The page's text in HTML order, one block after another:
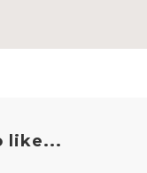
like...